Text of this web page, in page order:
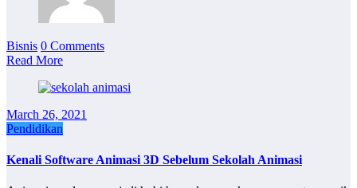
Bisnis 0 Comments
Read More
March 26, 2021
Pendidikan
Kenali Software Animasi 3D Sebelum Sekolah Animasi